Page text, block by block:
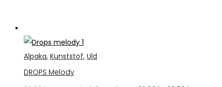
Alpaka, Kunststof, Uld
DROPS Melody